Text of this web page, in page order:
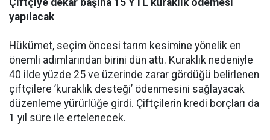
Çiftçiye dekar başına 15 YTL kuraklık ödemesi
yapılacak
Hükümet, seçim öncesi tarım kesimine yönelik en
önemli adımlarından birini dün attı. Kuraklık nedeniyle
40 ilde yüzde 25 ve üzerinde zarar gördüğü belirlenen
çiftçilere ’kuraklık desteği’ ödenmesini sağlayacak
düzenleme yürürlüğe girdi. Çiftçilerin kredi borçları da
1 yıl süre ile ertelenecek.